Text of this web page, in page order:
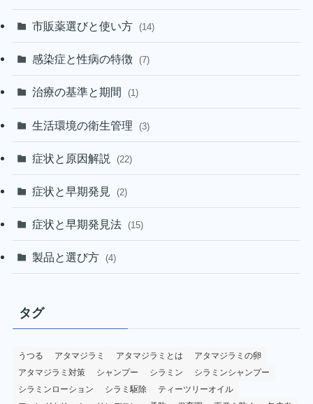
市販薬選びと使い方 (14)
感染症と性病の特徴 (7)
治療の基準と期間 (1)
生活環境の衛生管理 (3)
症状と原因解説 (22)
症状と早期発見 (2)
症状と早期発見法 (15)
製品と選び方 (4)
タグ
うつる アタマジラミ アタマジラミとは
アタマジラミの卵
アタマジラミ対策
シャンプー シラミン
シラミンシャンプー
シラミンローション
シラミ駆除
ティーツリーオイル